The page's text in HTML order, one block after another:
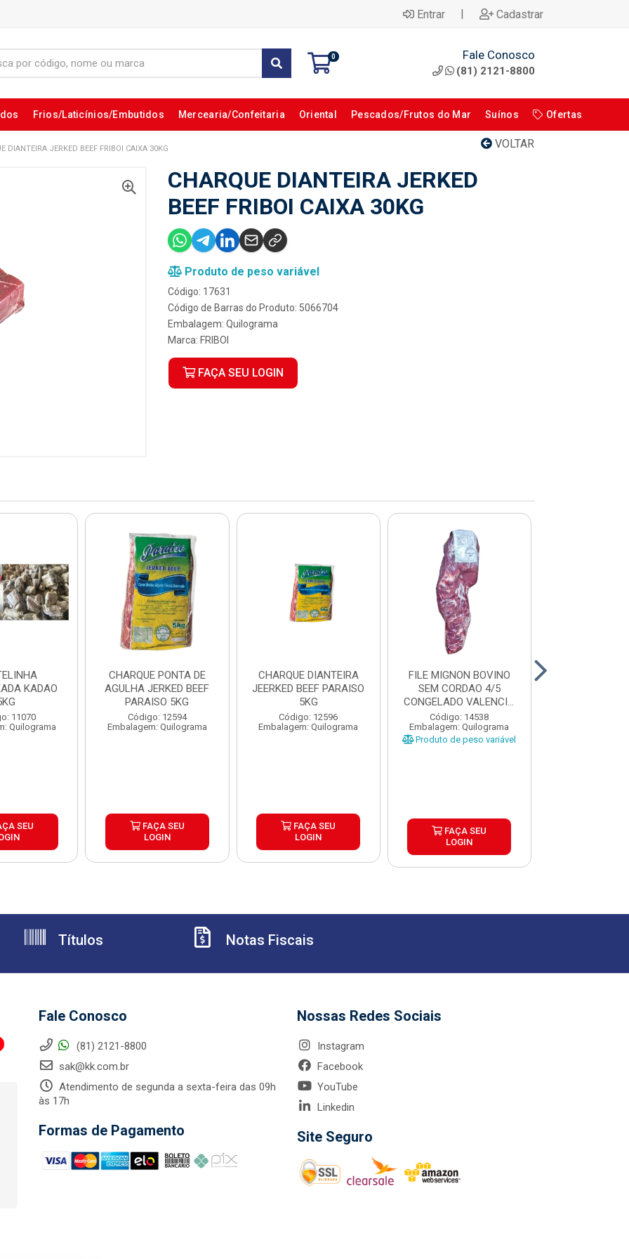
Entrar | Cadastrar
0 Fale Conosco
(81) 2121-8800
Frios/Laticínios/Embutidos Mercearia/Confeitaria Oriental Pescados/Frutos do Mar Suínos Ofertas
VOLTAR
DIANTEIRA JERKED BEEF FRIBOI CAIXA 30KG
CHARQUE DIANTEIRA JERKED
BEEF FRIBOI CAIXA 30KG
Produto de peso variável
Código: 17631
Código de Barras do Produto: 5066704
Embalagem: Quilograma
Marca: FRIBOI
FAÇA SEU LOGIN
KADAO
11070
Quilograma
SEU
CHARQUE PONTA DE
AGULHA JERKED BEEF
PARAISO 5KG
Código: 12594
Embalagem: Quilograma
FAÇA SEU
LOGIN
CHARQUE DIANTEIRA
JEERKED BEEF PARAISO
5KG
Código: 12596
Embalagem: Quilograma
FAÇA SEU
LOGIN
FILE MIGNON BOVINO
SEM CORDAO 4/5
CONGELADO VALENCIO
CAIXA ±...
Código: 14538
Embalagem: Quilograma
Produto de peso variável
FAÇA SEU
LOGIN
Títulos Notas Fiscais
Fale Conosco
(81) 2121-8800
sak@kk.com.br
Atendimento de segunda a sexta-feira das 09h
às 17h
Formas de Pagamento
Nossas Redes Sociais
Instagram
Facebook
YouTube
Linkedin
Site Seguro